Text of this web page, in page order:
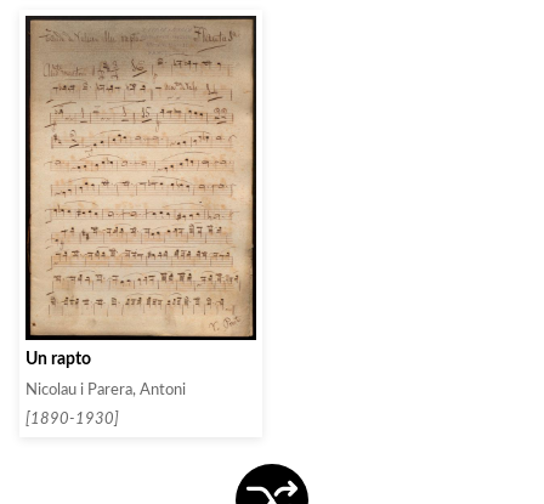
Un rapto
Nicolau i Parera, Antoni
[1890-1930]